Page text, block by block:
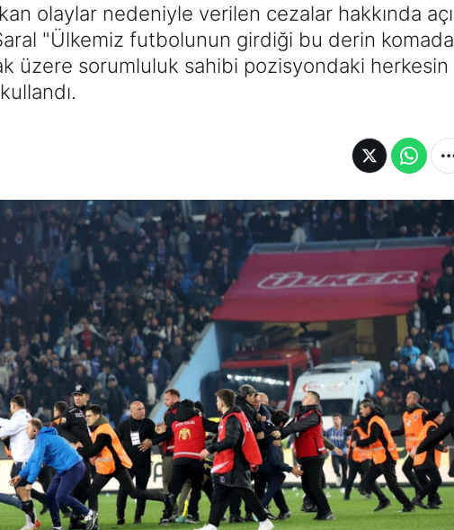
olaylar nedeniyle verilen cezalar hakkında
"Ülkemiz futbolunun girdiği bu derin
üzere sorumluluk sahibi pozisyondaki herkesin